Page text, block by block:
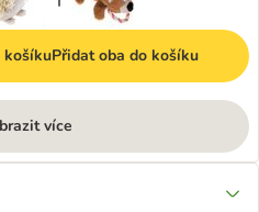
košíkuPřidat oba do košíku
více